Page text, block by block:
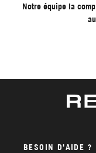
Notre équipe la
BESOIN D'AIDE ?